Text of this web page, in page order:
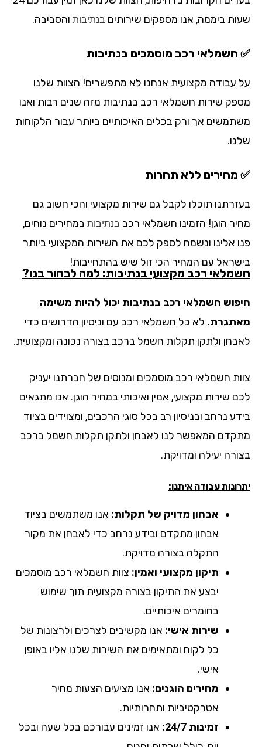
ביממה, אנו מספקים שירותיםבנתיבותוהסביבה.
חשמלאי רכב מוסמכים בנתיבות
עבודה מקצועית אנחנו לא מתפשרים! הצוות שלנו
שירות חשמלאי רכב בנתיבות מזה שנים רבות ואנו
אך ורק בכלים האיכותיים ביותר עבור הלקוחות
מחירים ללא תחרות
תוכלו לקבל גם שירות מקצועי והכי חשוב גם
הוגן! הזמינו חשמלאי רכב בנתיבותבמחירים נוחים,
אלינו ונשמח לספק לכם את השירות המקצועי ביותר
עם המחיר הכי זול שיש בהתחייבות!
רכב מקצועי בנתיבות: למה לבחור בנו?
חשמלאי רכב בנתיבות יכול להיות משימה
לא כל חשמלאי רכב עם וניסיון הדרושים כדי
ולתקן תקלות חשמל ברכב בצורה נכונה ומקצועית.
חשמלאי רכב מוסמכים ומנוסים של חברתנו יעניק
שירות מקצועי, אמין ואיכותי במחיר הוגן. אנו מתגאים
נרחב ובניסיון רב בכל סוגי הרכבים, ומצוידים בציוד
המאפשר לנו לאבחן ולתקן תקלות חשמל ברכב
יעילה ומדויקת.
עבודה איתנו:
אבחון מדויק של תקלות:אנו משתמשים בציוד
אבחון מתקדם ובידע נרחב כדי לאבחן את מקור
התקלה בצורה מדויקת.
תיקון מקצועי ואמין:צוות חשמלאי רכב מוסמכים
יבצע את התיקון בצורה מקצועית תוך שימוש
בחומרים איכותיים.
שירות אישי:אנו מקשיבים לצרכים ולרצונות של
כל לקוח ומתאימים את השירות שלנו אליו באופן
מחירים הוגנים:אנו מציעים הצעות מחיר
אטרקטיביות ותחרותיות.
זמינות 24/7:
אנו זמינים עבורכם בכל שעה ובכל